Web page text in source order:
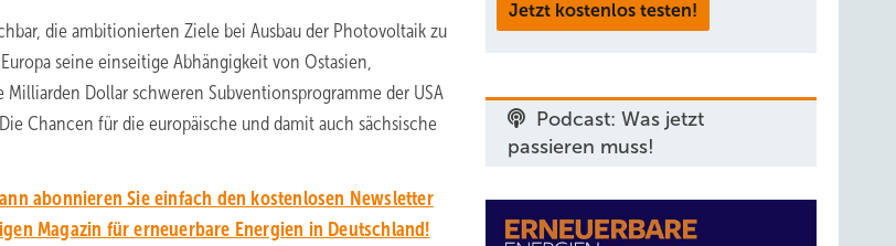
die ambitionierten Ziele bei Ausbau der Photovoltaik zu
seine einseitige Abhängigkeit von Ostasien,
Dollar schweren Subventionsprogramme der USA
Chancen für die europäische und damit auch sächsische
abonnieren Sie einfach den kostenlosen Newsletter
Magazin für erneuerbare Energien in Deutschland!
Jetzt kostenlos testen!
Podcast: Was jetzt
passieren muss!